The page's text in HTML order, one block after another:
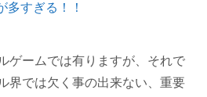
多すぎる！！
ゲームでは有りますが、それで
界では欠く事の出来ない、重要